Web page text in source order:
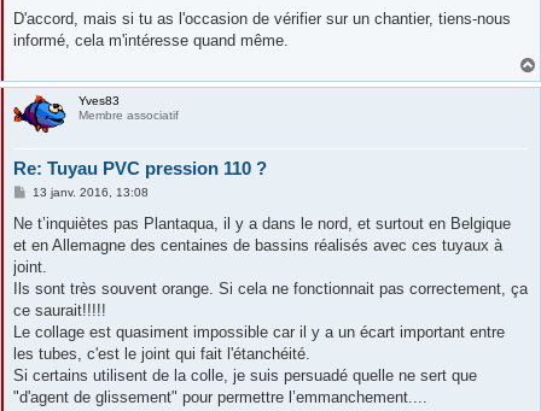
s
a
D'accord, mais si tu as l'occasion de vérifier sur un chantier, tiens-nous
informé, cela m'intéresse quand même.
Yves83
Membre associatif
Re: Tuyau PVC pression 110 ?
M
s
a
g
13 janv. 2016, 13:08
Ne t’inquiètes pas Plantaqua, il y a dans le nord, et surtout en Belgique
et en Allemagne des centaines de bassins réalisés avec ces tuyaux à
joint.
Ils sont très souvent orange. Si cela ne fonctionnait pas correctement, ça
ce saurait!!!!!
Le collage est quasiment impossible car il y a un écart important entre
les tubes, c'est le joint qui fait l'étanchéité.
Si certains utilisent de la colle, je suis persuadé quelle ne sert que
"d'agent de glissement" pour permettre l’emmanchement....